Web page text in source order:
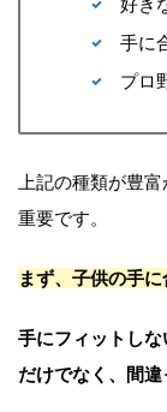
好き
手に
プロ
上記の種類が豊
重要です。
まず、子供の手に
手にフィットし
だけでなく、間違